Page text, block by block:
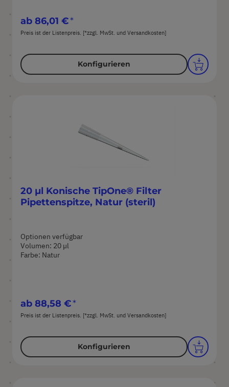
ab 86,01 €
Preis ist der Listenpreis. [*zzgl. MwSt. und Versandkosten]
Konfigurieren
20 µl Konische TipOne® Filter
Pipettenspitze, Natur (steril)
Optionen verfügbar
Volumen: 20 µl
Farbe: Natur
ab 88,58 €
Preis ist der Listenpreis. [*zzgl. MwSt. und Versandkosten]
Konfigurieren